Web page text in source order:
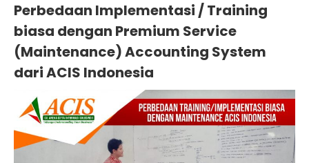
Perbedaan Implementasi / Training
biasa dengan Premium Service
(Maintenance) Accounting System
dari ACIS Indonesia